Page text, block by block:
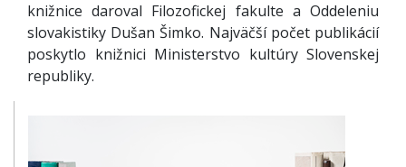
knižnice daroval Filozofickej fakulte a Oddeleniu
slovakistiky Dušan Šimko. Najväčší počet publikácií
poskytlo knižnici Ministerstvo kultúry Slovenskej
republiky.